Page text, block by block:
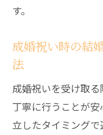
す。
成婚祝い時の結
法
成婚祝いを受け取
丁寧に行うことが
立したタイミング